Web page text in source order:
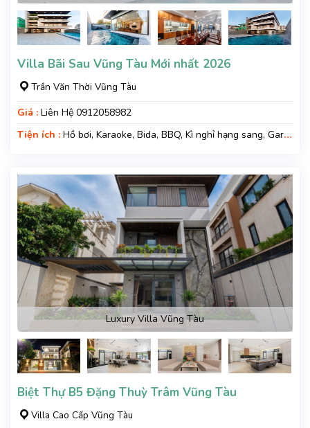
Villa Bãi Sau Vũng Tàu Mới nhất 2026
Trần Văn Thời Vũng Tàu
Giá : Liên Hệ 0912058982
Tiện ích : Hồ bơi, Karaoke, Bida, BBQ, Kì nghỉ hạng sang, Gara
Luxury Villa Vũng Tàu
Biệt Thự B5 Đặng Thuỳ Trâm Vũng Tàu
Villa Cao Cấp Vũng Tàu